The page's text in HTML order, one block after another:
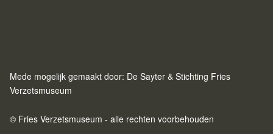
Mede mogelijk gemaakt door: De Sayter & Stichting Fries
Verzetsmuseum
© Fries Verzetsmuseum - alle rechten voorbehouden